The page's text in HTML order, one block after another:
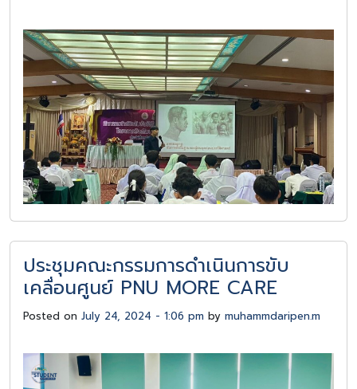
ประชุมคณะกรรมการดำเนินการขับ
เคลื่อนศูนย์ PNU MORE CARE
Posted on July 24, 2024 - 1:06 pm by muhammdaripen.m